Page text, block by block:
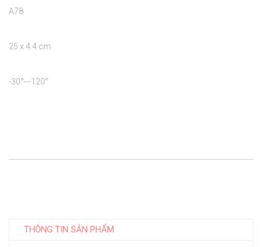
A78
25 x 4.4 cm
-30°---120°
THÔNG TIN SẢN PHẨM